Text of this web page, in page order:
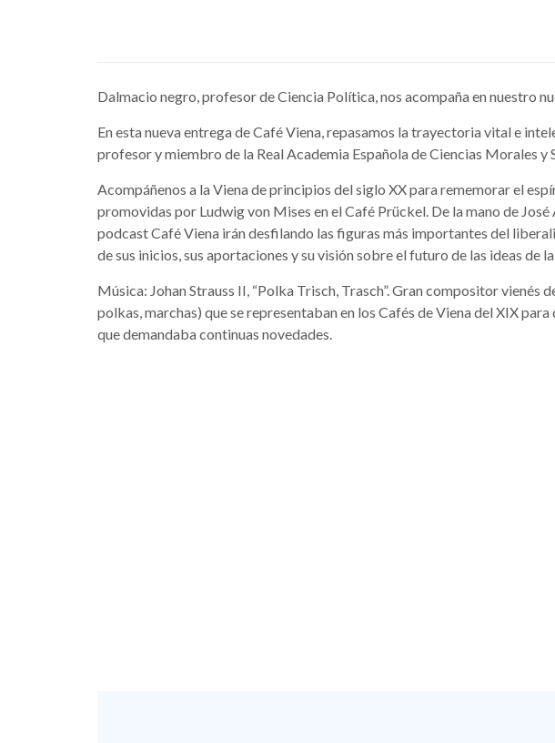
Dalmacio negro, profesor de Ciencia Política, nos acompaña en nuestro
En esta nueva entrega de Café Viena, repasamos la trayectoria vital e
profesor y miembro de la Real Academia Española de Ciencias Morales y
Acompáñenos a la Viena de principios del siglo XX para rememorar el
promovidas por Ludwig von Mises en el Café Prückel. De la mano de
podcast Café Viena irán desfilando las figuras más importantes del
de sus inicios, sus aportaciones y su visión sobre el futuro de las ideas de
Música: Johan Strauss II, “Polka Trisch, Trasch”. Gran compositor vienés
polkas, marchas) que se representaban en los Cafés de Viena del XIX
que demandaba continuas novedades.